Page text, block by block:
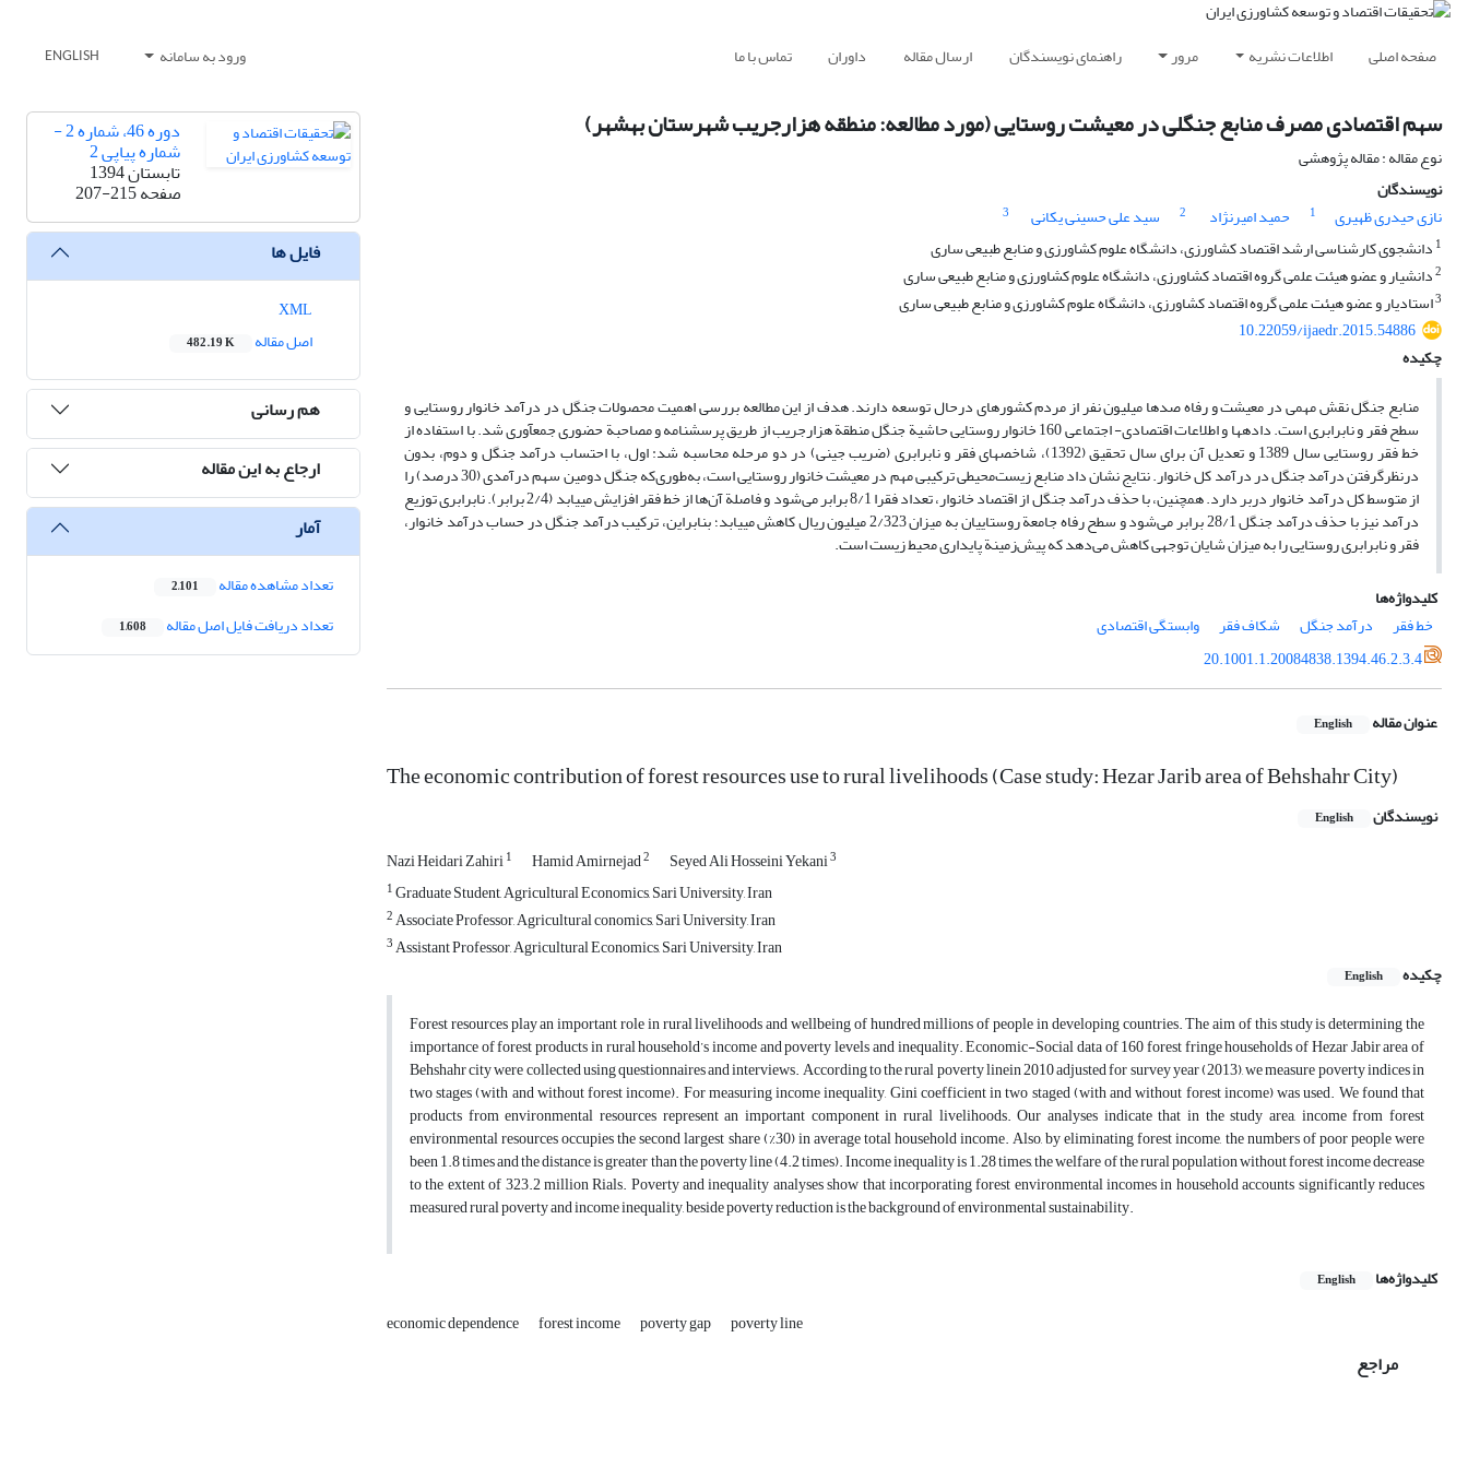
صفحه اصلی اطلاعات نشریه مرور راهنمای نویسندگان ارسال مقاله داوران تماس با ما ورود به سامانه ENGLISH
سهم اقتصادی مصرف منابع جنگلی در معیشت روستایی (مورد مطالعه: منطقه هزارجریب شهرستان بهشهر)
نوع مقاله : مقاله پژوهشی
نویسندگان
نازی حیدری ظهیری
1 حمید امیرنژاد 2 سید علی حسینی یکانی
3
1 دانشجوی کارشناسی ارشد اقتصاد کشاورزی، دانشگاه علوم کشاورزی و منابع طبیعی ساری
2دانشیار و عضو هیئت علمی گروه اقتصاد کشاورزی، دانشگاه علوم کشاورزی و منابع طبیعی ساری
3استادیار و عضو هیئت علمی گروه اقتصاد کشاورزی، دانشگاه علوم کشاورزی و منابع طبیعی ساری
10.22059/ijaedr.2015.54886
چکیده
منابع جنگل نقش مهمی در معیشت و رفاه صدها میلیون نفر از مردم کشورهای درحال توسعه دارند. هدف از این مطالعه بررسی اهمیت محصولات جنگل در درآمد خانوار روستایی و
سطح فقر و نابرابری است. داده­ها و اطلاعات اقتصاد­ی- اجتماعی 160 خانوار روستایی حاشیة جنگل منطقة هزارجریب از طریق پرسشنامه و مصاحبة حضوری جمع­آوری شد. با استفاده از
خط فقر روستایی سال 1389 و تعدیل آن برای سال تحقیق (1392)، شاخص­های فقر و نابرابری (ضریب جینی) در دو مرحله محاسبه شد: اول، با احتساب درآمد جنگل و دوم، بدون
درنظرگرفتن درآمد جنگل در درآمد کل خانوار. نتایج نشان داد منابع زیست‌محیطی ترکیبی مهم در معیشت خانوار روستایی است، به‌طوری‌که جنگل دومین سهم درآمدی (30 درصد) را
از متوسط ​​کل درآمد خانوار دربر دارد. همچنین، با حذف درآمد جنگل از اقتصاد خانوار، تعداد فقرا 8/1 برابر می‌شود و فاصلة آن‌ها از خط فقر افزایش می­یابد (2/4 برابر). نابرابری توزیع
درآمد نیز با حذف درآمد جنگل 28/1 برابر می‌شود و سطح رفاه جامعة روستاییان به میزان 2/323 میلیون ریال کاهش می­یابد؛ بنابراین، ترکیب درآمد جنگل در حساب درآمد خانوار،
فقر و نابرابری روستایی را به میزان شایان توجهی کاهش می‌دهد که پیش‌زمینة پایداری محیط زیست است.
کلیدواژه‌ها
خط فقر
درآمد جنگل شکاف فقر
وابستگی اقتصادی
20.1001.1.20084838.1394.46.2.3.4
عنوان مقاله English
The economic contribution of forest resources use to rural livelihoods (Case study: Hezar Jarib area of Behshahr City)
نویسندگان English
Nazi Heidari Zahiri1 Hamid Amirnejad2 Seyed Ali Hosseini Yekani3
1Graduate Student, Agricultural Economics, Sari University, Iran
2Associate Professor, Agricultural conomics, Sari University, Iran
3Assistant Professor, Agricultural Economics, Sari University, Iran
چکیده
English
Forest resources play an important role in rural livelihoods and wellbeing of hundred millions of people in developing countries. The aim of this study is determining the
importance of forest products in rural household’s income and poverty levels and inequality. Economic-Social data of 160 forest fringe households of Hezar Jabir area of
Behshahr city were collected using questionnaires and interviews. According to the rural poverty linein 2010 adjusted for survey year (2013), we measure poverty indices in
two stages (with and without forest income). For measuring income inequality, Gini coefficient in two staged (with and without forest income) was used. We found that
products from environmental resources represent an important component in rural livelihoods. Our analyses indicate that in the study area, income from forest
environmental resources occupies the second largest share (%30) in average total household income. Also, by eliminating forest income, the numbers of poor people were
been 1.8 times and the distance is greater than the poverty line (4.2 times). Income inequality is 1.28 times, the welfare of the rural population without forest income decrease
to the extent of 323.2 million Rials. Poverty and inequality analyses show that incorporating forest environmental incomes in household accounts significantly reduces
measured rural poverty and income inequality, beside poverty reduction is the background of environmental sustainability.
کلیدواژه‌ها English
economic dependence forest income poverty gap poverty line
مراجع
دوره 46، شماره 2 -
شماره پیاپی 2
تابستان 1394
صفحه207-215
فایل ها
اصل مقاله
482.19 K
هم رسانی
ارجاع به این مقاله
آمار
تعداد مشاهده مقاله 2,101
تعداد دریافت فایل اصل مقاله 1,608